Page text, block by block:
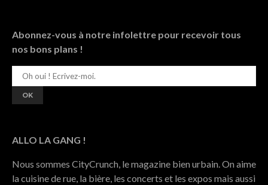
Abonnez-vous à notre infolettre pour recevoir tous
nos bons plans !
ALLO LA GANG !
Nous sommes CityCrunch, le magazine bien urbain. On aime
la cuisine de rue, la bière, les concerts et les expos mais aussi